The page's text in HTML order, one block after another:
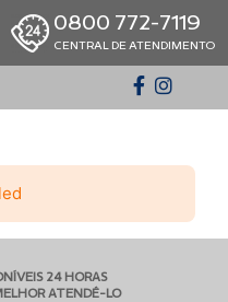
0800 772-7119
CENTRAL DE ATENDIMENTO
24 HORAS
ATENDÊ-LO